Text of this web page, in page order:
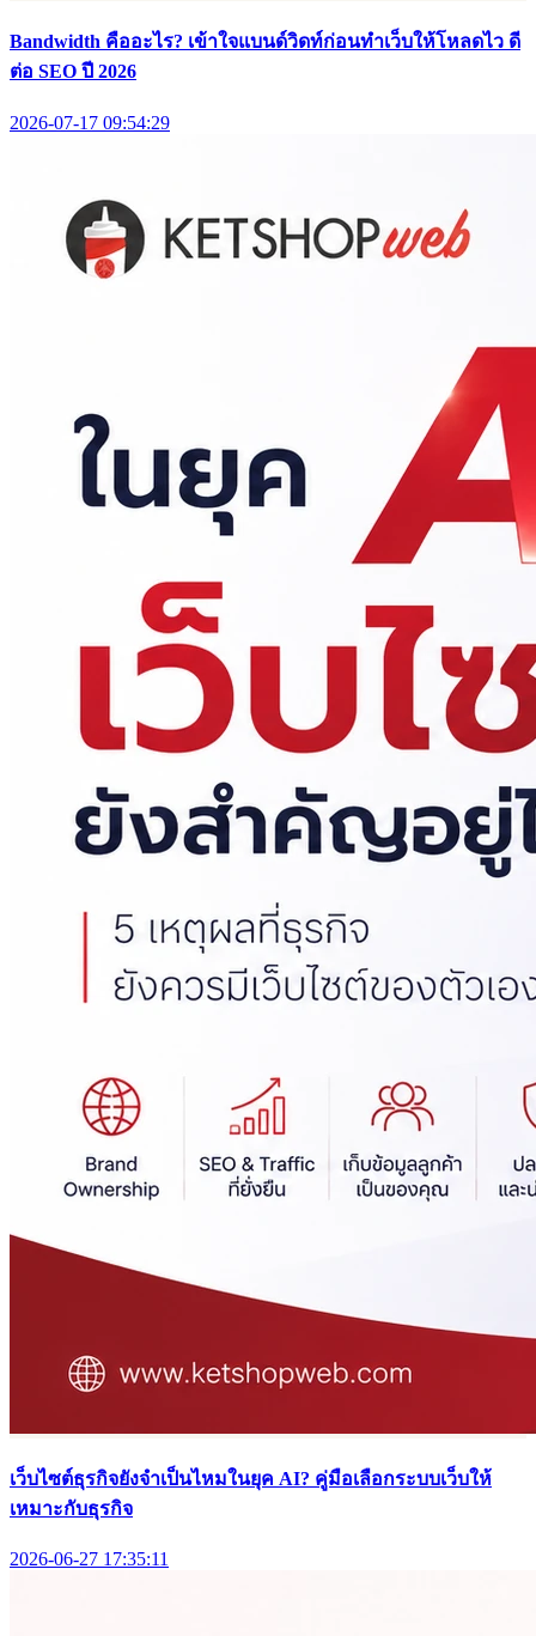
Bandwidth คืออะไร? เข้าใจแบนด์วิดท์ก่อนทำเว็บให้โหลดไว ดี
ต่อ SEO ปี 2026
2026-07-17 09:54:29
เว็บไซต์ธุรกิจยังจำเป็นไหมในยุค AI? คู่มือเลือกระบบเว็บให้
เหมาะกับธุรกิจ
2026-06-27 17:35:11